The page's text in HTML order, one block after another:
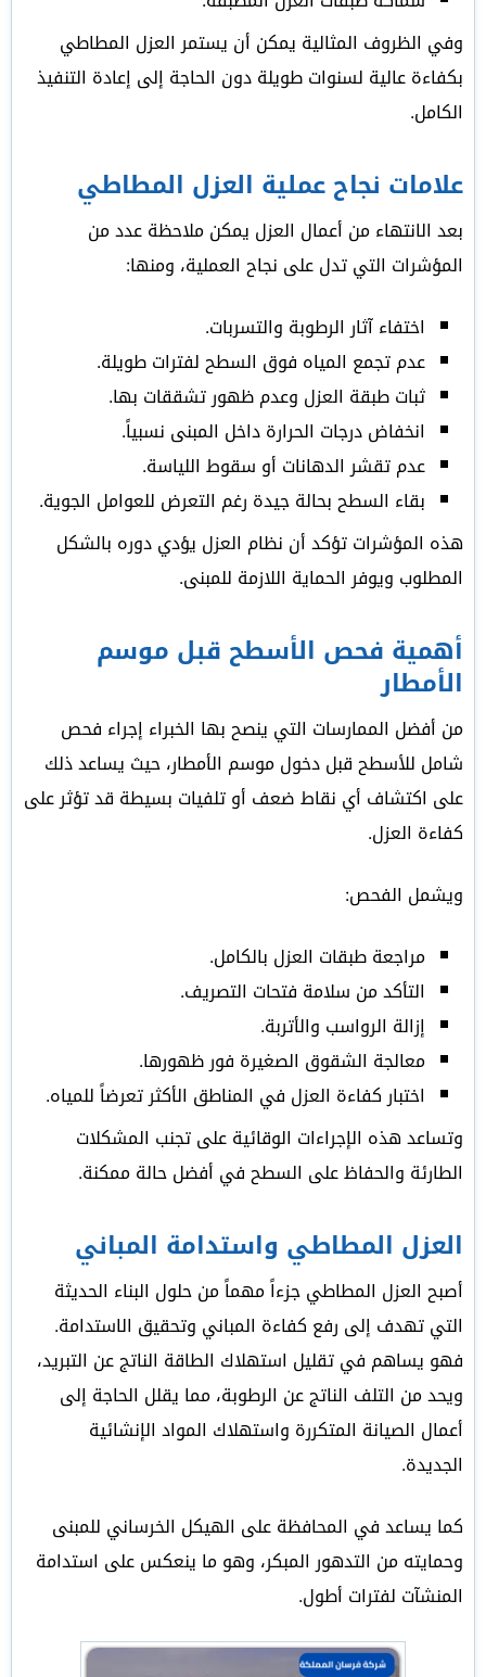
وفي الظروف المثالية يمكن أن يستمر العزل المطاطي
بكفاءة عالية لسنوات طويلة دون الحاجة إلى إعادة التنفيذ
الكامل.
علامات نجاح عملية العزل المطاطي
بعد الانتهاء من أعمال العزل يمكن ملاحظة عدد من
المؤشرات التي تدل على نجاح العملية، ومنها:
اختفاء آثار الرطوبة والتسربات.
عدم تجمع المياه فوق السطح لفترات طويلة.
ثبات طبقة العزل وعدم ظهور تشققات بها.
انخفاض درجات الحرارة داخل المبنى نسبياً.
عدم تقشر الدهانات أو سقوط اللياسة.
بقاء السطح بحالة جيدة رغم التعرض للعوامل الجوية.
هذه المؤشرات تؤكد أن نظام العزل يؤدي دوره بالشكل
المطلوب ويوفر الحماية اللازمة للمبنى.
أهمية فحص الأسطح قبل موسم
الأمطار
من أفضل الممارسات التي ينصح بها الخبراء إجراء فحص
شامل للأسطح قبل دخول موسم الأمطار، حيث يساعد ذلك
على اكتشاف أي نقاط ضعف أو تلفيات بسيطة قد تؤثر على
كفاءة العزل.
ويشمل الفحص:
مراجعة طبقات العزل بالكامل.
التأكد من سلامة فتحات التصريف.
إزالة الرواسب والأتربة.
معالجة الشقوق الصغيرة فور ظهورها.
اختبار كفاءة العزل في المناطق الأكثر تعرضاً للمياه.
وتساعد هذه الإجراءات الوقائية على تجنب المشكلات
الطارئة والحفاظ على السطح في أفضل حالة ممكنة.
العزل المطاطي واستدامة المباني
أصبح العزل المطاطي جزءاً مهماً من حلول البناء الحديثة
التي تهدف إلى رفع كفاءة المباني وتحقيق الاستدامة.
فهو يساهم في تقليل استهلاك الطاقة الناتج عن التبريد،
ويحد من التلف الناتج عن الرطوبة، مما يقلل الحاجة إلى
أعمال الصيانة المتكررة واستهلاك المواد الإنشائية
الجديدة.
كما يساعد في المحافظة على الهيكل الخرساني للمبنى
وحمايته من التدهور المبكر، وهو ما ينعكس على استدامة
المنشآت لفترات أطول.